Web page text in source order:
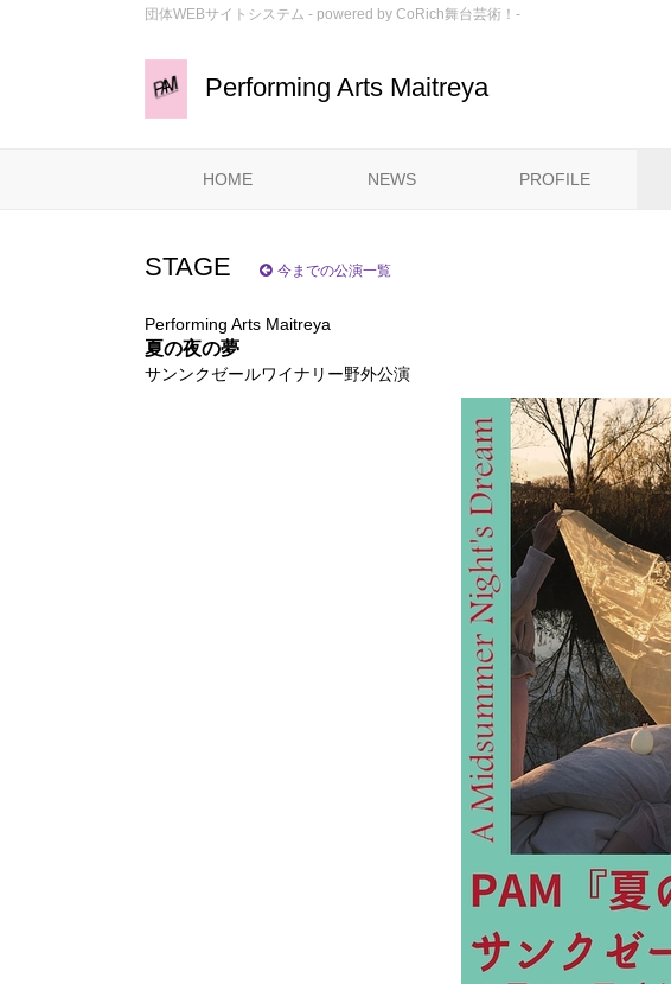
団体WEBサイトシステム - powered by CoRich舞台芸術！-
Performing Arts Maitreya
HOME NEWS PROFILE
STAGE 今までの公演一覧
Performing Arts Maitreya
夏の夜の夢
サンンクゼールワイナリー野外公演